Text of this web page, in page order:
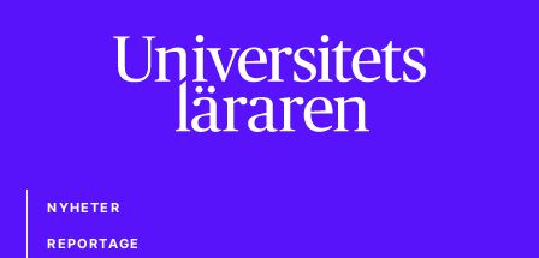
NYHETER
REPORTAGE